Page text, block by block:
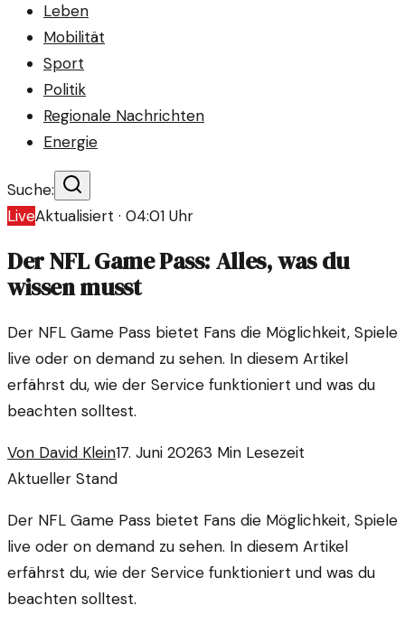
Leben
Mobilität
Sport
Politik
Regionale Nachrichten
Energie
Suche:
LiveAktualisiert · 04:01 Uhr
Der NFL Game Pass: Alles, was du
wissen musst
Der NFL Game Pass bietet Fans die Möglichkeit, Spiele
live oder on demand zu sehen. In diesem Artikel
erfährst du, wie der Service funktioniert und was du
beachten solltest.
Von David Klein17. Juni 20263 Min Lesezeit
Aktueller Stand
Der NFL Game Pass bietet Fans die Möglichkeit, Spiele
live oder on demand zu sehen. In diesem Artikel
erfährst du, wie der Service funktioniert und was du
beachten solltest.